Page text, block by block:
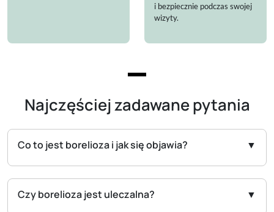
i bezpiecznie podczas swojej
wizyty.
Najczęściej zadawane pytania
Co to jest borelioza i jak się objawia?
Czy borelioza jest uleczalna?